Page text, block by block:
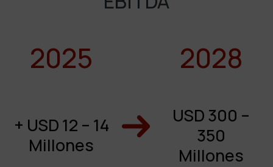
2025 2028
+ USD 12 – 14
Millones
USD 300 –
350
Millones